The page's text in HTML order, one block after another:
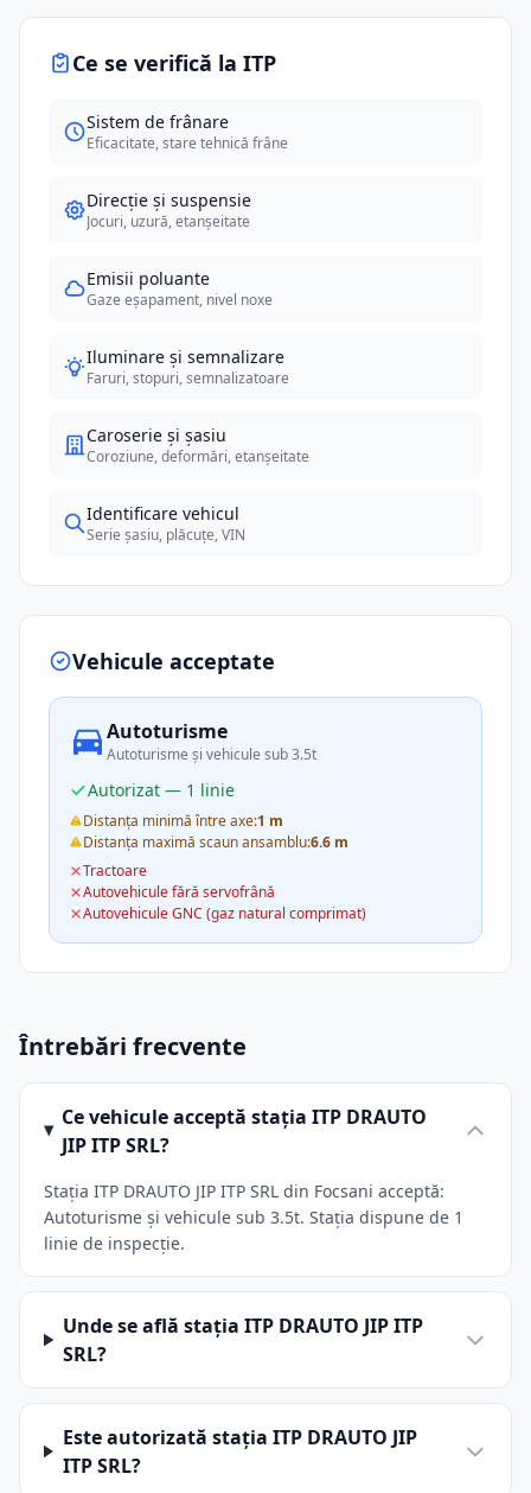
Ce se verifică la ITP
Sistem de frânare
Eficacitate, stare tehnică frâne
Direcție și suspensie
Jocuri, uzură, etanșeitate
Emisii poluante
Gaze eșapament, nivel noxe
Iluminare și semnalizare
Faruri, stopuri, semnalizatoare
Caroserie și șasiu
Coroziune, deformări, etanșeitate
Identificare vehicul
Serie șasiu, plăcuțe, VIN
Vehicule acceptate
Autoturisme
Autoturisme și vehicule sub 3.5t
Autorizat — 1 linie
Distanța minimă între axe:1 m
Distanța maximă scaun ansamblu:6.6 m
Tractoare
Autovehicule fără servofrână
Autovehicule GNC (gaz natural comprimat)
Întrebări frecvente
Ce vehicule acceptă stația ITP DRAUTO
JIP ITP SRL?
Stația ITP DRAUTO JIP ITP SRL din Focsani acceptă:
Autoturisme și vehicule sub 3.5t. Stația dispune de 1
linie de inspecție.
Unde se află stația ITP DRAUTO JIP ITP
SRL?
Este autorizată stația ITP DRAUTO JIP
ITP SRL?